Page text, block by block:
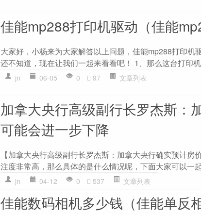
佳能mp288打印机驱动（佳能
大家好，小杨来为大家解答以上问题，佳能mp288打印机
还不知道，现在让我们一起来看看吧！ 1、那么这台打印
jn 06-05 0 97 文章列表
加拿大央行高级副行长罗杰斯：
可能会进一步下降
【加拿大央行高级副行长罗杰斯：加拿大央行确实预计
注度非常高，那么具体的是什么情况呢，下面大家可以一
jn 04-12 0 537 文章列表
佳能数码相机多少钱（佳能单反